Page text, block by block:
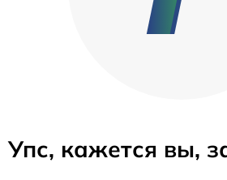
Упс, кажется вы,